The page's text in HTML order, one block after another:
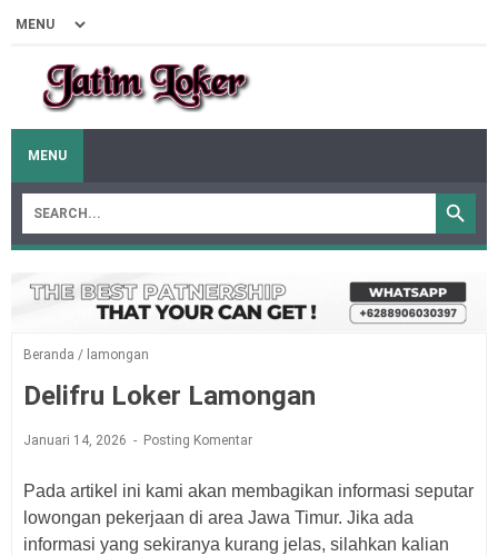
MENU
Beranda / lamongan
Delifru Loker Lamongan
Januari 14, 2026 Posting Komentar
Pada artikel ini kami akan membagikan informasi seputar
lowongan pekerjaan di area Jawa Timur. Jika ada
informasi yang sekiranya kurang jelas, silahkan kalian